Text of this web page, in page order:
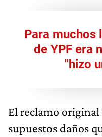
Para muchos
de YPF era
"hizo
El reclamo
supuestos daños